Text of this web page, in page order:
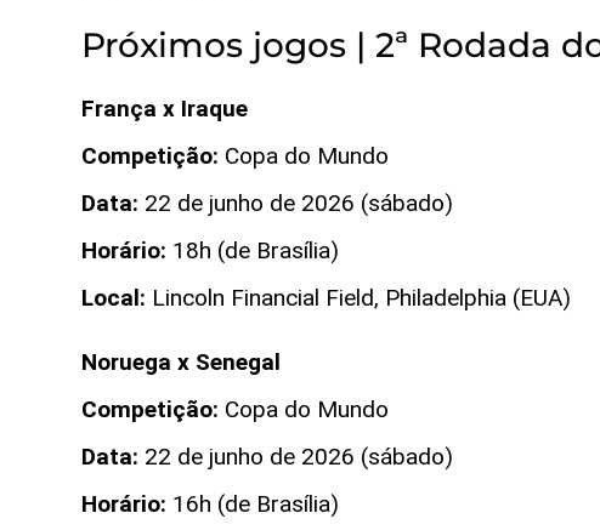
Próximos jogos | 2ª Rodada
França x Iraque
Competição: Copa do Mundo
Data: 22 de junho de 2026 (sábado)
Horário: 18h (de Brasília)
Local: Lincoln Financial Field, Philadelphia (EUA)
Noruega x Senegal
Competição: Copa do Mundo
Data: 22 de junho de 2026 (sábado)
Horário: 16h (de Brasília)